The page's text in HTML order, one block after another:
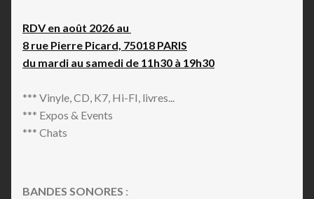
RDV en août 2026 au
8 rue Pierre Picard, 75018 PARIS
du mardi au samedi de 11h30 à 19h30
*** Vinyle, CD, K7, Hi-FI, livres...
*** Expos & Events
*** Chats
BANDES SONORES :